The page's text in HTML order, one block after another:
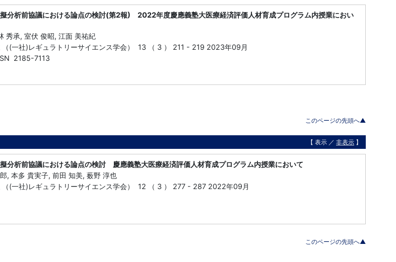
分析前協議における論点の検討(第2報) 2022年度慶應義塾大医療経済評価人材育成プログラム内授業におい
秀承, 室伏 俊昭, 江面 美祐紀
（(一社)レギュラトリーサイエンス学会） 13 （ 3 ） 211 - 219 2023年09月
2185-7113
このページの先頭へ▲
【 表示 ／ 非表示 】
分析前協議における論点の検討 慶應義塾大医療経済評価人材育成プログラム内授業において
, 本多 貴実子, 前田 知美, 薮野 淳也
（(一社)レギュラトリーサイエンス学会） 12 （ 3 ） 277 - 287 2022年09月
このページの先頭へ▲